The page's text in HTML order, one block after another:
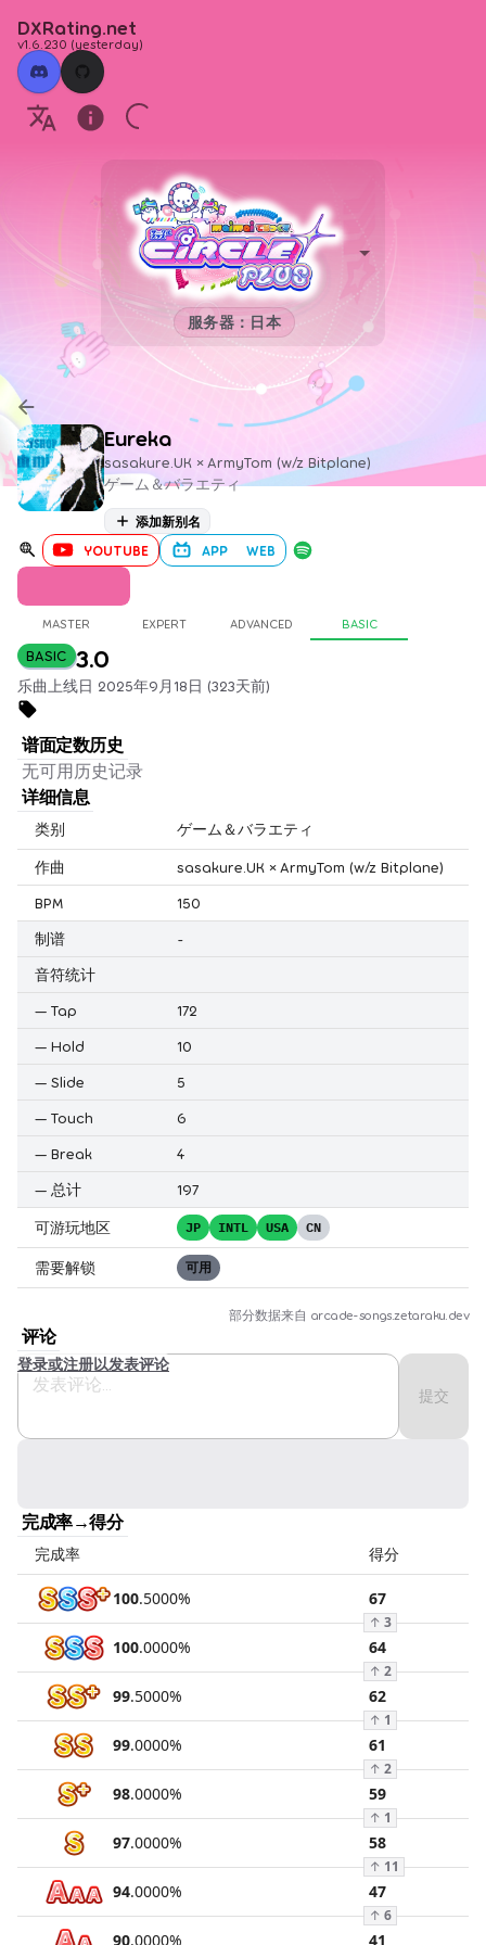
DXRating.net
v1.6.230 (yesterday)
服务器：日本
Eureka
sasakure.UK × ArmyTom (w/z Bitplane)
ゲーム＆バラエティ
添加新别名
YOUTUBE APP WEB
MASTER EXPERT ADVANCED BASIC
BASIC 3.0
乐曲上线日 2025年9月18日 (323天前)
谱面定数历史
无可用历史记录
详细信息
类别 ゲーム＆バラエティ
作曲
sasakure.UK × ArmyTom (w/z Bitplane)
BPM
150
制谱
-
音符统计
— Tap
172
— Hold
10
— Slide
5
— Touch
6
— Break
4
— 总计 197
可游玩地区 JP INTL USA CN
需要解锁 可用
部分数据来自 arcade-songs.zetaraku.dev
评论
提交
登录或注册以发表评论
完成率→得分
完成率 得分
100.5000% 67
↑ 3
100.0000% 64
↑ 2
99.5000% 62
↑ 1
99.0000% 61
↑ 2
98.0000% 59
↑ 1
97.0000% 58
↑ 11
94.0000% 47
↑ 6
90.0000% 41